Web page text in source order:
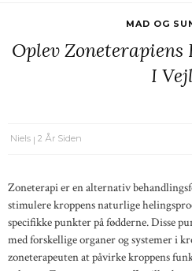
MAD OG
Oplev
I
Niels 2 År Siden
Zoneterapi er en alternativ
stimulere kroppens naturlige
specifikke punkter på fødderne. Disse
med forskellige organer og systemer i
zoneterapeuten at påvirke kroppens